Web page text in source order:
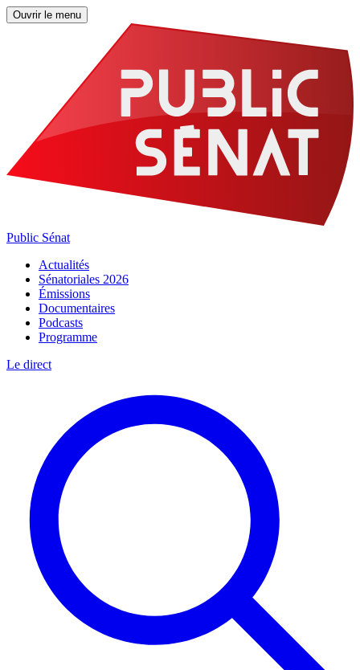
Ouvrir le menu
Public Sénat
Actualités
Sénatoriales 2026
Émissions
Documentaires
Podcasts
Programme
Le direct